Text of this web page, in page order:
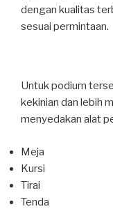
dengan kualitas
sesuai permintaan.
Untuk podium
kekinian dan lebih
menyedakan alat
Meja
Kursi
Tirai
Tenda